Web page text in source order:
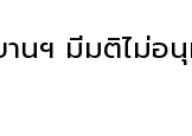
นฯ มีมติไม่